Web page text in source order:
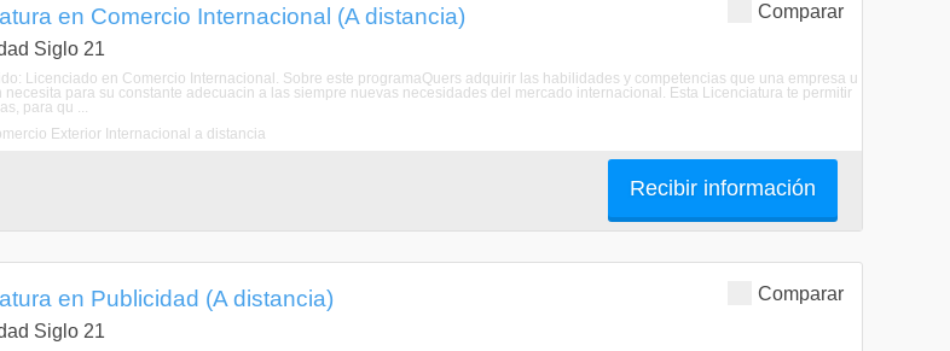
Comparar
en Comercio Internacional (A distancia)
Siglo 21
Licenciado en Comercio Internacional. Sobre este programaQuers adquirir las habilidades y competencias que una empresa u
necesita para su constante adecuacin a las siempre nuevas necesidades del mercado internacional. Esta Licenciatura te permitir
para qu ...
Exterior Internacional a distancia
Recibir información
Comparar
en Publicidad (A distancia)
Siglo 21